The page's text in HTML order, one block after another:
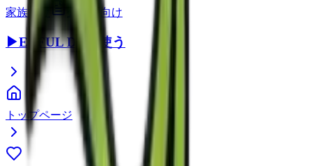
家族向け
介護職向け
▶EEFUL DBを使う
トップページ